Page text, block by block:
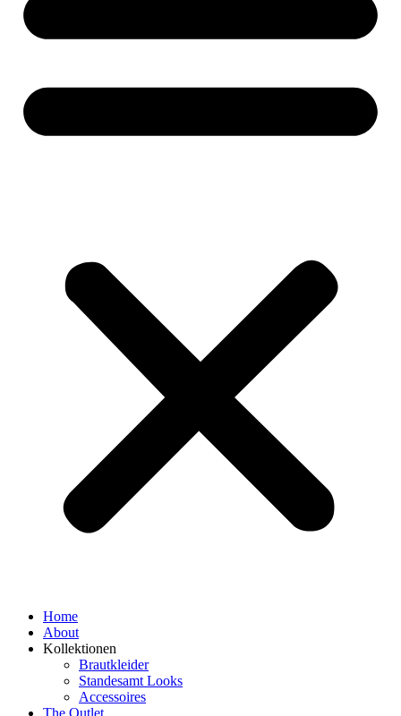
Home
About
Kollektionen
Brautkleider
Standesamt Looks
Accessoires
The Outlet